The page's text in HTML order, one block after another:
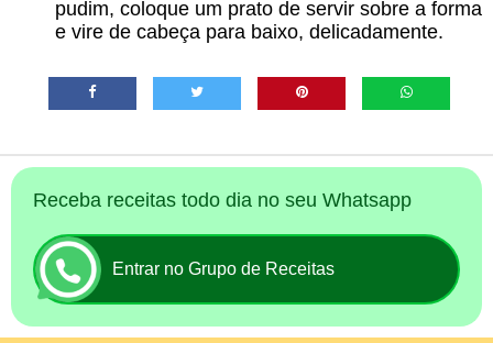
pudim, coloque um prato de servir sobre a forma
e vire de cabeça para baixo, delicadamente.
Receba receitas todo dia no seu Whatsapp
Entrar no Grupo de Receitas